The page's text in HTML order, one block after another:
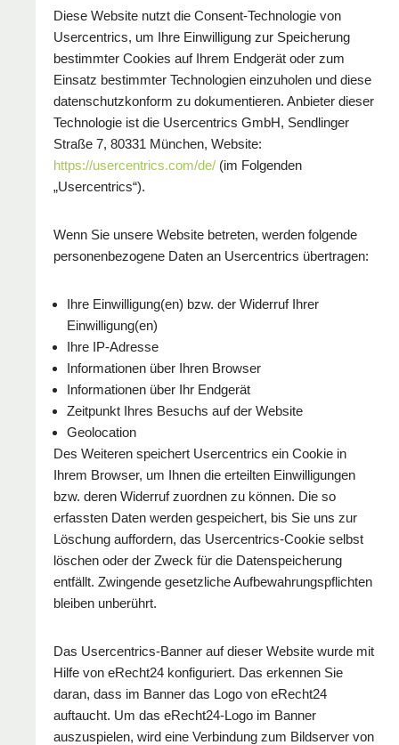
Diese Website nutzt die Consent-Technologie von
Usercentrics, um Ihre Einwilligung zur Speicherung
bestimmter Cookies auf Ihrem Endgerät oder zum
Einsatz bestimmter Technologien einzuholen und diese
datenschutzkonform zu dokumentieren. Anbieter dieser
Technologie ist die Usercentrics GmbH, Sendlinger
Straße 7, 80331 München, Website:
https://usercentrics.com/de/ (im Folgenden
„Usercentrics“).
Wenn Sie unsere Website betreten, werden folgende
personenbezogene Daten an Usercentrics übertragen:
Ihre Einwilligung(en) bzw. der Widerruf Ihrer
Einwilligung(en)
Ihre IP-Adresse
Informationen über Ihren Browser
Informationen über Ihr Endgerät
Zeitpunkt Ihres Besuchs auf der Website
Geolocation
Des Weiteren speichert Usercentrics ein Cookie in
Ihrem Browser, um Ihnen die erteilten Einwilligungen
bzw. deren Widerruf zuordnen zu können. Die so
erfassten Daten werden gespeichert, bis Sie uns zur
Löschung auffordern, das Usercentrics-Cookie selbst
löschen oder der Zweck für die Datenspeicherung
entfällt. Zwingende gesetzliche Aufbewahrungspflichten
bleiben unberührt.
Das Usercentrics-Banner auf dieser Website wurde mit
Hilfe von eRecht24 konfiguriert. Das erkennen Sie
daran, dass im Banner das Logo von eRecht24
auftaucht. Um das eRecht24-Logo im Banner
auszuspielen, wird eine Verbindung zum Bildserver von